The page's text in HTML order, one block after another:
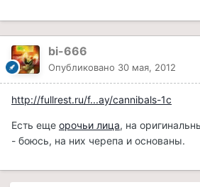
bi-666
Опубликовано 30 мая, 2012
http://fullrest.ru/f...ay/cannibals-1c
Есть еще орочьи лица, на
- боюсь, на них черепа и основаны.